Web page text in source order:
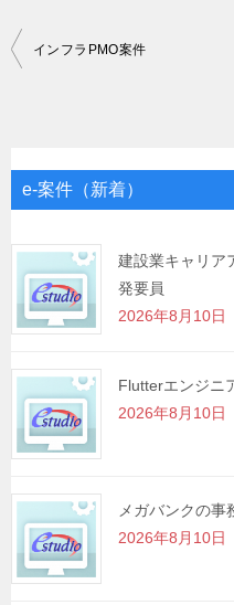
投
ゲ
シ
ョ
ン
インフラPMO案件
e-案件（新着）
建設業キャリア
発要員
2026年8月10日
Flutterエンジニ
2026年8月10日
メガバンクの事
2026年8月10日